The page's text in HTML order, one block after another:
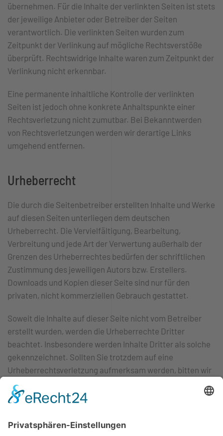
übernehmen. Für die Inhalte der verlinkten Seiten ist stets
der jeweilige Anbieter oder Betreiber der Seiten
verantwortlich. Die verlinkten Seiten wurden zum
Zeitpunkt der Verlinkung auf mögliche Rechtsverstöße
überprüft. Rechtswidrige Inhalte waren zum Zeitpunkt der
Verlinkung nicht erkennbar.
Eine permanente inhaltliche Kontrolle der verlinkten
Seiten ist jedoch ohne konkrete Anhaltspunkte einer
Rechtsverletzung nicht zumutbar. Bei Bekanntwerden
von Rechtsverletzungen werden wir derartige Links
umgehend entfernen.
Urheberrecht
Die durch die Seitenbetreiber erstellten Inhalte und Werke
auf diesen Seiten unterliegen dem deutschen
Urheberrecht. Die Vervielfältigung, Bearbeitung,
Verbreitung und jede Art der Verwertung außerhalb der
Grenzen des Urheberrechtes bedürfen der schriftlichen
Zustimmung des jeweiligen Autors bzw. Erstellers.
Downloads und Kopien dieser Seite sind nur für den
privaten, nicht kommerziellen Gebrauch gestattet.
Soweit die Inhalte auf dieser Seite nicht vom Betreiber
erstellt wurden, werden die Urheberrechte Dritter
beachtet. Insbesondere werden Inhalte Dritter als solche
gekennzeichnet. Sollten Sie trotzdem auf eine
Urheberrechtsverletzung aufmerksam werden, bitten wir
um einen entsprechenden Hinweis. Bei Bekanntwerden
von Rechtsverletzungen werden wir derartige Inhalte